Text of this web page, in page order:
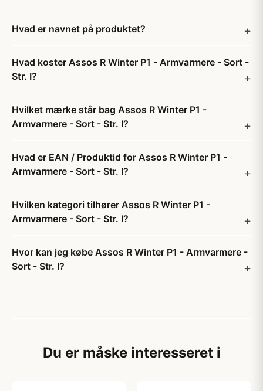
Hvad er navnet på produktet?
Hvad koster Assos R Winter P1 - Armvarmere - Sort -
Str. I?
Hvilket mærke står bag Assos R Winter P1 -
Armvarmere - Sort - Str. I?
Hvad er EAN / Produktid for Assos R Winter P1 -
Armvarmere - Sort - Str. I?
Hvilken kategori tilhører Assos R Winter P1 -
Armvarmere - Sort - Str. I?
Hvor kan jeg købe Assos R Winter P1 - Armvarmere -
Sort - Str. I?
Du er måske interesseret i